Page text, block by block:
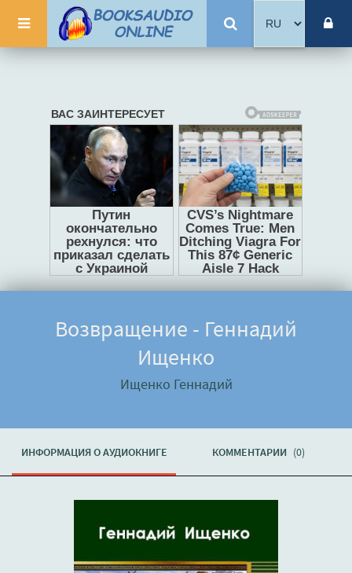
Возвращение - Геннадий
Ищенко
Ищенко Геннадий
ИНФОРМАЦИЯ О АУДИОКНИГЕ КОММЕНТАРИИ (0)